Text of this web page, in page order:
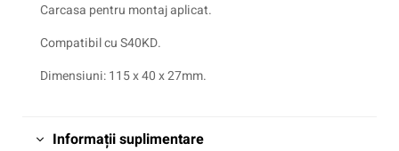
Carcasa pentru montaj aplicat.
Compatibil cu S40KD.
Dimensiuni: 115 x 40 x 27mm.
Informații suplimentare